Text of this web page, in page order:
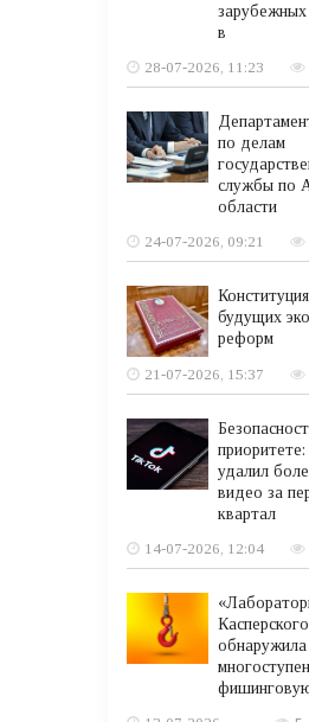
в
28-07-2026, 11:23
по делам
службы по
области
24-07-2026, 09:21
будущих
реформ
21-07-2026, 15:37
удалил
видео за
квартал
14-07-2026, 12:04
обнаружила